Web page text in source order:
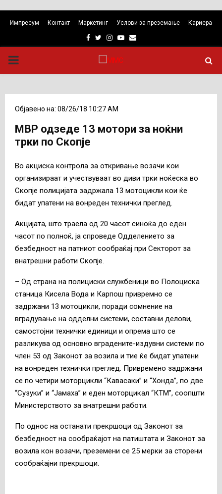
Импресум Контакт Маркетинг Услови за преземање Кариера
Facebook
TwitterInstagram
Youtube
Email
PRIMARY
Објавено на: 08/26/18 10:27 AM
МВР одзеде 13 мотори за ноќни
трки по Скопје
Во акциска контрола за откривање возачи кои
организираат и учествуваат во диви трки ноќеска во
Скопје полицијата задржала 13 мотоцикли кои ќе
бидат упатени на вонреден технички преглед.
Акцијата, што траела од 20 часот синоќа до еден
часот по полноќ, ја спроведе Одделението за
безбедност на патниот сообраќај при Секторот за
внатрешни работи Скопје.
– Од страна на полициски службеници во Полоциска
станица Кисела Вода и Карпош привремно се
задржани 13 мотоцикли, поради сомнение на
вградување на одделни системи, составни делови,
самостојни технички единици и опрема што се
разликува од основно вградените-издувни системи по
член 53 од Законот за возила и тие ќе бидат упатени
на вонреден технички преглед. Привремено задржани
се по четири моторцикли “Кавасаки” и “Хонда”, по две
“Сузуки” и “Јамаха” и еден моторцикал “КТМ”, соопшти
Министерството за внатрешни работи.
По однос на останати прекршоци од Законот за
безбедност на сообраќајот на патиштата и Законот за
возила кон возачи, преземени се 25 мерки за сторени
сообраќајни прекршоци.